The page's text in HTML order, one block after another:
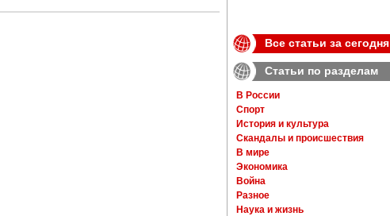
Все статьи за сегодня
Статьи по разделам
В России
Спорт
История и культура
Скандалы и происшествия
В мире
Экономика
Война
Разное
Наука и жизнь